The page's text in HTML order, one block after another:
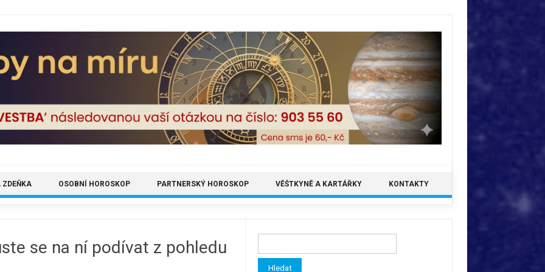
ZDEŇKA OSOBNÍ HOROSKOP PARTNERSKÝ HOROSKOP VĚŠTKYNĚ A KARTÁŘKY KONTAKTY
se na ní podívat z pohledu